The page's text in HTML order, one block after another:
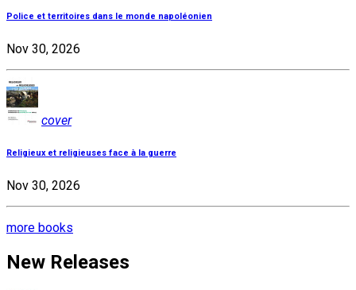
Police et territoires dans le monde napoléonien
Nov 30, 2026
cover
Religieux et religieuses face à la guerre
Nov 30, 2026
more books
New Releases